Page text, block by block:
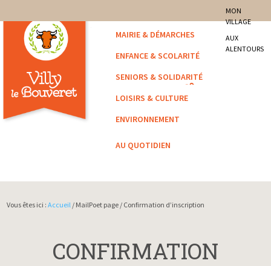
Villy-le-Bouveret
MON
VILLAGE
AUX
ALENTOURS
MAIRIE & DÉMARCHES
ENFANCE & SCOLARITÉ
SENIORS & SOLIDARITÉ
LOISIRS & CULTURE
ENVIRONNEMENT
AU QUOTIDIEN
Vous êtes ici :Accueil / MailPoet page / Confirmation d’inscription
CONFIRMATION